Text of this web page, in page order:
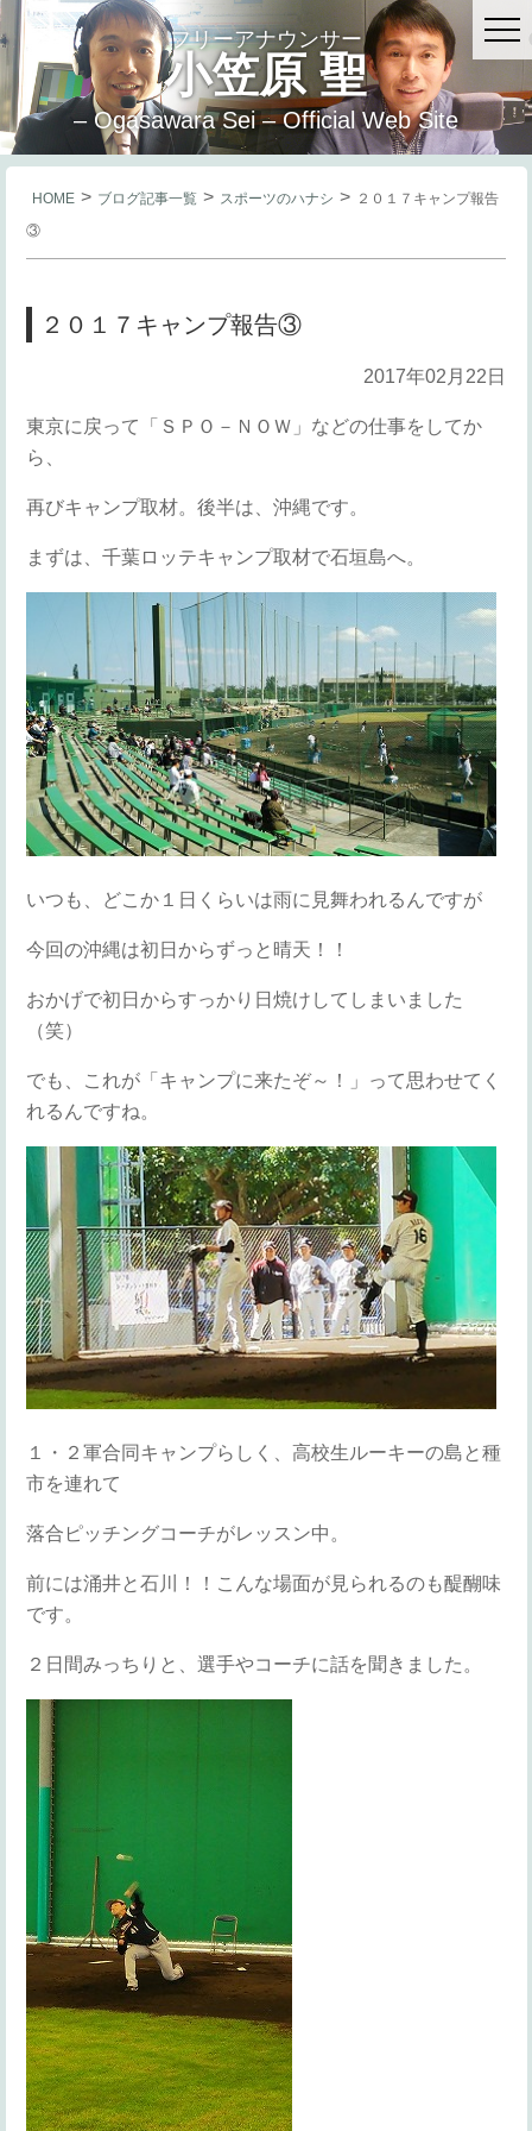
フリーアナウンサー
小笠原 聖
– Ogasawara Sei – Official Web Site
HOME > ブログ記事一覧 > スポーツのハナシ > ２０１７キャンプ報告
③
２０１７キャンプ報告③
2017年02月22日
東京に戻って「ＳＰＯ－ＮＯＷ」などの仕事をしてか
ら、
再びキャンプ取材。後半は、沖縄です。
まずは、千葉ロッテキャンプ取材で石垣島へ。
いつも、どこか１日くらいは雨に見舞われるんですが
今回の沖縄は初日からずっと晴天！！
おかげで初日からすっかり日焼けしてしまいました
（笑）
でも、これが「キャンプに来たぞ～！」って思わせてく
れるんですね。
１・２軍合同キャンプらしく、高校生ルーキーの島と種
市を連れて
落合ピッチングコーチがレッスン中。
前には涌井と石川！！こんな場面が見られるのも醍醐味
です。
２日間みっちりと、選手やコーチに話を聞きました。